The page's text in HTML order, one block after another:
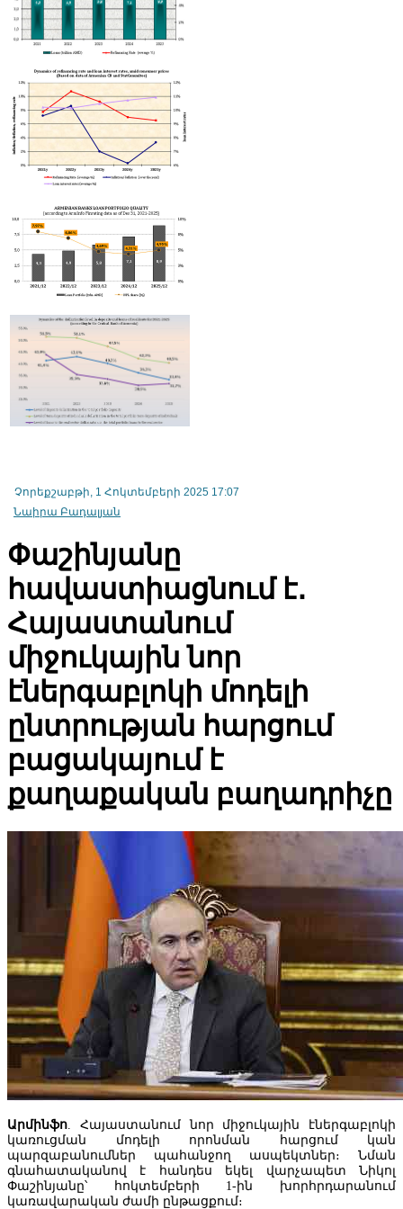
Մալթայում գործող Random Systems International LLC ընկերությունը
խաղատների գործունեությունը Հայաստանում
IDBank-ը ներկայացնում է նոր Mastercard World քարտը՝
առավելություններով և հատուկ արշավով
Կոնվերս Բանկը և Visa-ն ընդլայնում են ռազմավարական
համագործակցությունը՝ նոր հաճախորդակենտրոն լուծումների
նպատակով
Չորեքշաբթի, 1 Հոկտեմբերի 2025 17:07
Նաիրա Բադալյան
Փաշինյանը
հավաստիացնում է․
Հայաստանում
միջուկային նոր
էներգաբլոկի մոդելի
ընտրության հարցում
բացակայում է
քաղաքական բաղադրիչը
Արմինֆո . Հայաստանում նոր միջուկային էներգաբլոկի
կառուցման մոդելի որոնման հարցում կան
պարզաբանումներ պահանջող ասպեկտներ։ Նման
գնահատականով է հանդես եկել վարչապետ Նիկոլ
Փաշինյանը՝ հոկտեմբերի 1-ին խորհրդարանում
կառավարական ժամի ընթացքում։